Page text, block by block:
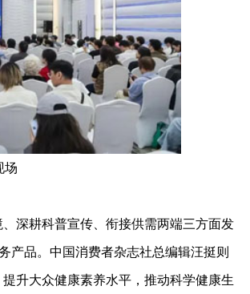
场
深耕科普宣传、衔接供需两端三方面发
产品。中国消费者杂志社总编辑汪挺则
升大众健康素养水平，推动科学健康生